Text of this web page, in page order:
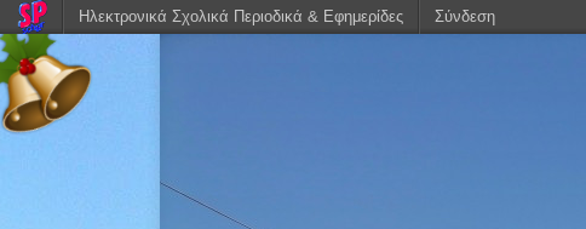
Ηλεκτρονικά Σχολικά Περιοδικά & Εφημερίδες Σύνδεση